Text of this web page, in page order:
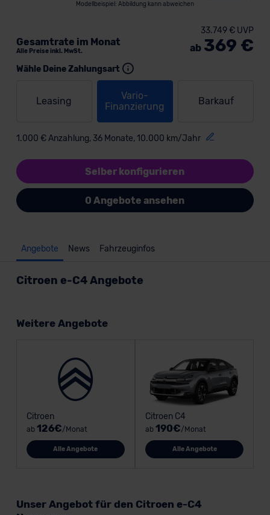
Modellbeispiel: Abbildung kann abweichen
Wähle Deine Zahlungsart
Leasing
Vario-
Finanzierung
Barkauf
1.000 € Anzahlung, 36 Monate, 10.000 km/Jahr
Gesamtrate im Monat
Alle Preise inkl. MwSt.
33.749 € UVP
ab 369 €
Selber konfigurieren
0 Angebote ansehen
Angebote News Fahrzeuginfos
Citroen e-C4 Angebote
Weitere Angebote
Citroen
ab 126€/Monat
Alle Angebote
Citroen C4
ab 190€/Monat
Alle Angebote
Unser Angebot für den Citroen e-C4